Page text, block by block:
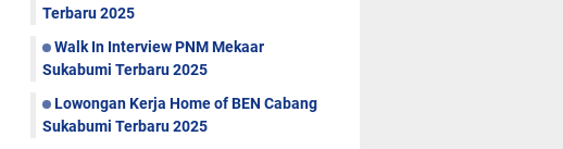
Terbaru 2025
Walk In Interview PNM Mekaar
Sukabumi Terbaru 2025
Lowongan Kerja Home of BEN Cabang
Sukabumi Terbaru 2025